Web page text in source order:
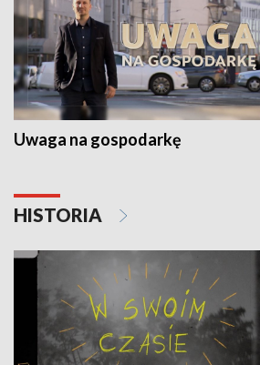
Uwaga na gospodarkę
HISTORIA